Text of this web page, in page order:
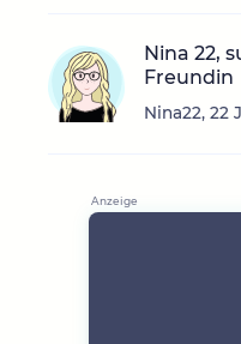
Nina 22,
Freundin
Nina22, 22